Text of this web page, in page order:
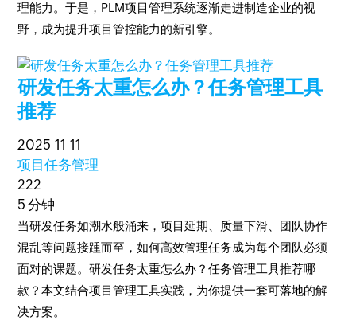
理能力。于是，PLM项目管理系统逐渐走进制造企业的视
野，成为提升项目管控能力的新引擎。
研发任务太重怎么办？任务管理工具
推荐
2025-11-11
项目任务管理
222
5 分钟
当研发任务如潮水般涌来，项目延期、质量下滑、团队协作
混乱等问题接踵而至，如何高效管理任务成为每个团队必须
面对的课题。研发任务太重怎么办？任务管理工具推荐哪
款？本文结合项目管理工具实践，为你提供一套可落地的解
决方案。